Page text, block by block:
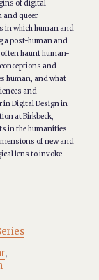
of digital
and queer
in which human and
a post-human and
haunt human-
and
human, and what
and
in Digital Design in
at Birkbeck,
in the humanities
of new and
lens to invoke
,